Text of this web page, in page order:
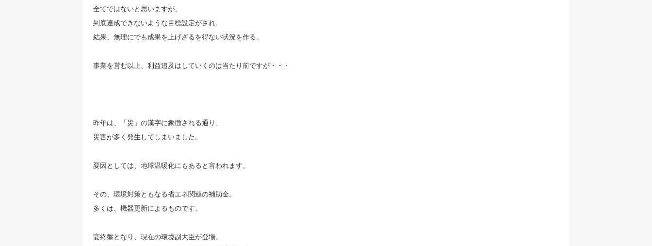
全てではないと思いますが、
到底達成できないような目標設定がされ、
結果、無理にでも成果を上げざるを得ない状況を作る。
事業を営む以上、利益追及はしていくのは当たり前ですが・・・
昨年は、「災」の漢字に象徴される通り、
災害が多く発生してしまいました。
要因としては、地球温暖化にもあると言われます。
その、環境対策ともなる省エネ関連の補助金。
多くは、機器更新によるものです。
宴終盤となり、現在の環境副大臣が登場。